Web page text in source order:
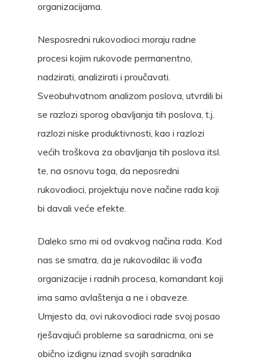
organizacijama.
Nesposredni rukovodioci moraju radne
procesi kojim rukovode permanentno,
nadzirati, analizirati i proučavati.
Sveobuhvatnom analizom poslova, utvrdili bi
se razlozi sporog obavljanja tih poslova, t.j.
razlozi niske produktivnosti, kao i razlozi
većih troškova za obavljanja tih poslova itsl.
te, na osnovu toga, da neposredni
rukovodioci, projektuju nove načine rada koji
bi davali veće efekte.
Daleko smo mi od ovakvog načina rada. Kod
nas se smatra, da je rukovodilac ili vođa
organizacije i radnih procesa, komandant koji
ima samo avlaštenja a ne i obaveze.
Umjesto da, ovi rukovodioci rade svoj posao
rješavajući probleme sa saradnicma, oni se
obično izdignu iznad svojih saradnika